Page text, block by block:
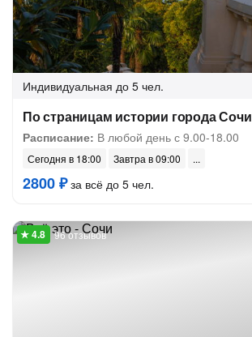
Индивидуальная до 5 чел.
По страницам истории города Сочи
Расписание: В любой день с 9.00-18.00
Сегодня в 18:00 Завтра в 09:00
2800 ₽за всё до 5 чел.
96 отзывов